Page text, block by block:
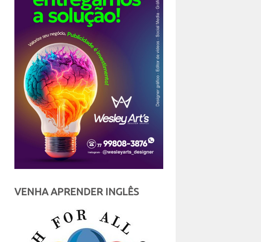
VENHA APRENDER INGLÊS